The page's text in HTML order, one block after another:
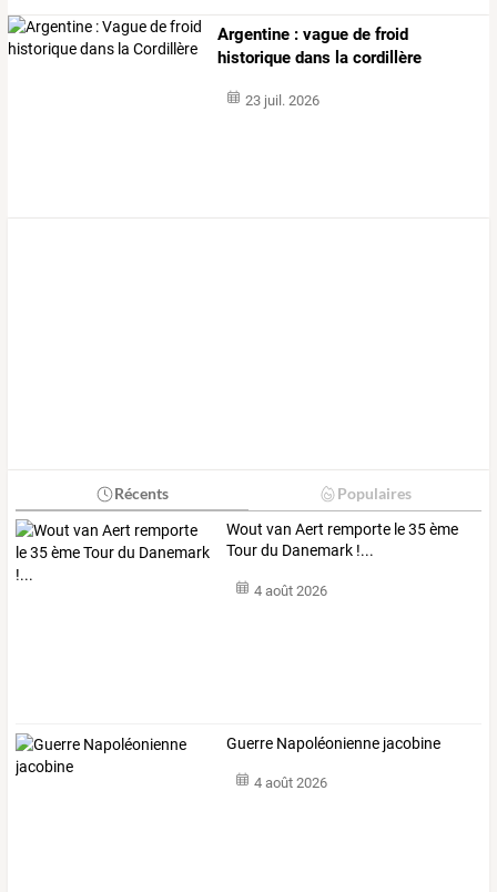
Argentine : vague de froid
historique dans la cordillère
23 juil. 2026
Récents Populaires
Wout van Aert remporte le 35 ème
Tour du Danemark !...
4 août 2026
Guerre Napoléonienne jacobine
4 août 2026